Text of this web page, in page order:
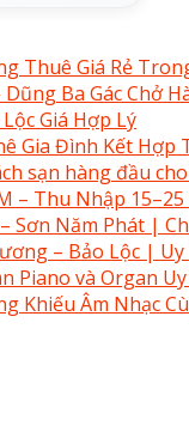
Thuê Giá Rẻ
Dũng Ba Gác Chở
Giá Hợp Lý
Gia Đình Kết
sạn hàng đầu
– Thu Nhập
Sơn Năm Phát |
– Bảo Lộc |
Piano và Organ
Khiếu Âm Nhạc